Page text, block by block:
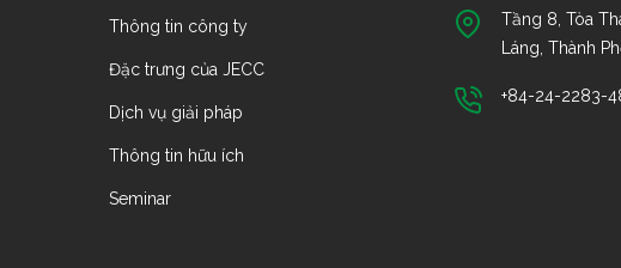
Thông tin công ty
Đặc trưng của JECC
Dịch vụ giải pháp
Thông tin hữu ích
Seminar
Tầng 8, Tòa
Láng, Thành
+84-24-2283-